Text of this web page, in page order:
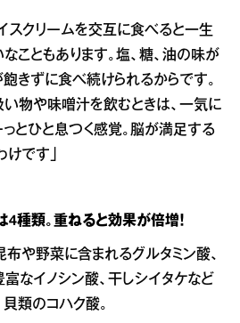
スクリームを交互に食べると一生
こともあります。塩、糖、油の味が
きずに食べ続けられるからです。
い物や味噌汁を飲むときは、一気に
とひと息つく感覚。脳が満足する
です」
4種類。重ねると効果が倍増！
や野菜に含まれるグルタミン酸、
なイノシン酸、干しシイタケなど
類のコハク酸。